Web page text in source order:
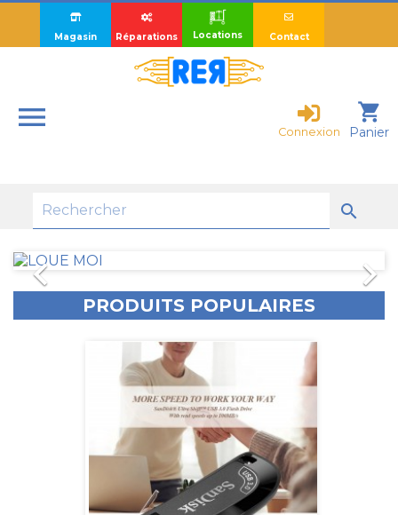
Magasin Réparations Locations Contact
 shopping_cart
Panier
Connexion

Précédent 
PRODUITS POPULAIRES